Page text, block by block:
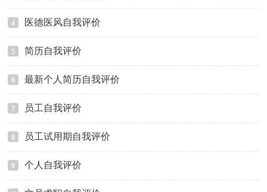
4 医德医风自我评价
5 简历自我评价
6 最新个人简历自我评价
7 员工自我评价
8 员工试用期自我评价
9 个人自我评价